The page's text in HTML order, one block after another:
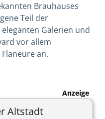
Brauhauses
Teil der
Galerien und
vor allem
an.
Anzeige
Altstadt